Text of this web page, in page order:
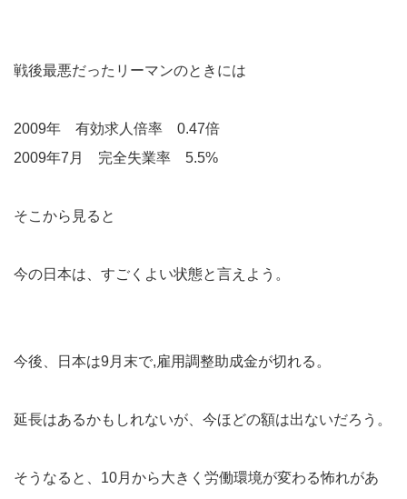
戦後最悪だったリーマンのときには
2009年 有効求人倍率 0.47倍
2009年7月 完全失業率 5.5%
そこから見ると
今の日本は、すごくよい状態と言えよう。
今後、日本は9月末で,雇用調整助成金が切れる。
延長はあるかもしれないが、今ほどの額は出ないだろう。
そうなると、10月から大きく労働環境が変わる怖れがあ